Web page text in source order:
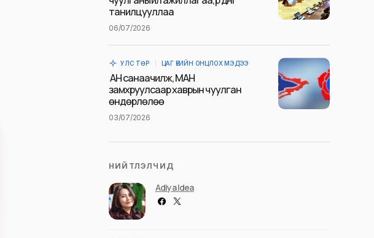
танилцууллаа
06/07/2026
УЛС ТӨР ЦАГ ҮЕИЙН ОНЦЛОХ МЭДЭЭ
АН санаачилж, МАН
замхруулсаар хаврын чуулган
өндөрлөлөө
03/07/2026
НИЙТЛЭЛЧИД
Adiya Idea